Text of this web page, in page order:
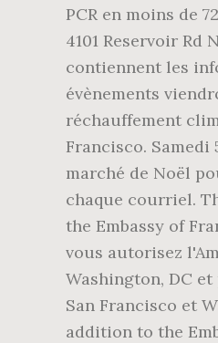
PCR en moins de
4101 Reservoir Rd
contiennent les
évènements
réchauffement
Francisco.
marché de Noël
chaque courriel.
the Embassy of
vous autorisez
Washington, DC
San Francisco et
addition to the